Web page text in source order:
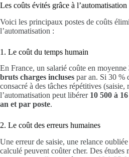
Les coûts évités grâce à l’automatisation
Voici les principaux postes de coûts
l’automatisation :
1. Le coût du temps humain
En France, un salarié coûte en moyenne
bruts charges incluses par an. Si 30 %
consacré à des tâches répétitives
l’automatisation peut libérer 10 500 à
an et par poste.
2. Le coût des erreurs humaines
Une erreur de saisie, une relance
calculé peuvent coûter cher. Des études